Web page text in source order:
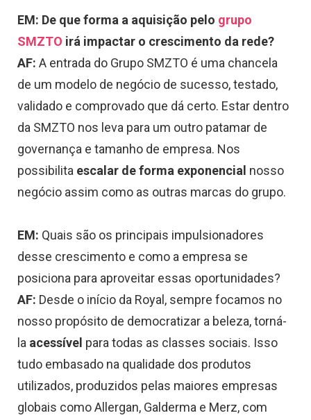
EM: De que forma a aquisição pelo grupo
SMZTO irá impactar o crescimento da rede?
AF: A entrada do Grupo SMZTO é uma chancela
de um modelo de negócio de sucesso, testado,
validado e comprovado que dá certo. Estar dentro
da SMZTO nos leva para um outro patamar de
governança e tamanho de empresa. Nos
possibilita escalar de forma exponencial nosso
negócio assim como as outras marcas do grupo.
EM: Quais são os principais impulsionadores
desse crescimento e como a empresa se
posiciona para aproveitar essas oportunidades?
AF: Desde o início da Royal, sempre focamos no
nosso propósito de democratizar a beleza, torná-
la acessível para todas as classes sociais. Isso
tudo embasado na qualidade dos produtos
utilizados, produzidos pelas maiores empresas
globais como Allergan, Galderma e Merz, com